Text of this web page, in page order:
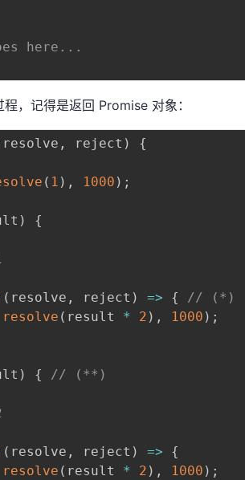
here...
，记得是返回 Promise 对象：
resolve , reject ) {
( 1 ) , 1000 ) ;
) {
( resolve , reject ) => {
// (*)
resolve ( result * 2 ) , 1000 ) ;
) { // (**)
( resolve , reject ) =>
{
resolve ( result * 2 ) , 1000 ) ;